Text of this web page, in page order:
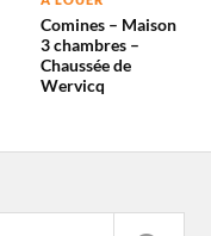
Comines – Maison
3 chambres –
Chaussée de
Wervicq